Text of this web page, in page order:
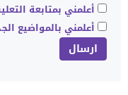
أعلمني بمتابعة
أعلمني بالمواضيع